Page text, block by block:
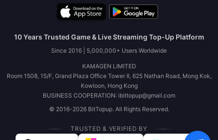
10 Years Trusted Game & Live Streaming Top-Up Platform
Since 2016 | 5,000,000+ Users Worldwide
KAMAGEN LIMITED
Room 1508, 15/F, Grand Plaza Office Tower II, 625 Nathan Road, Mong Kok,
Kowloon, Hong Kong
BUSINESS COOPERATION: ibittopup@gmail.com
© 2016-2026 BitTopup. All Rights Reserved.
TRUSTED & VERIFIED BY